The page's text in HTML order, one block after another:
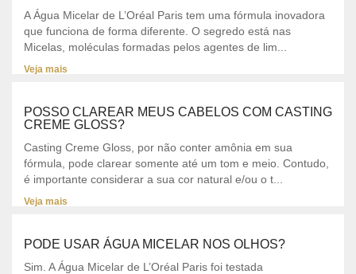
A Água Micelar de L’Oréal Paris tem uma fórmula inovadora
que funciona de forma diferente. O segredo está nas
Micelas, moléculas formadas pelos agentes de lim...
Veja mais
POSSO CLAREAR MEUS CABELOS COM CASTING
CREME GLOSS?
Casting Creme Gloss, por não conter amônia em sua
fórmula, pode clarear somente até um tom e meio. Contudo,
é importante considerar a sua cor natural e/ou o t...
Veja mais
PODE USAR ÁGUA MICELAR NOS OLHOS?
Sim. A Água Micelar de L’Oréal Paris foi testada